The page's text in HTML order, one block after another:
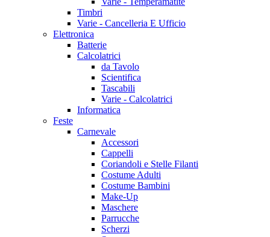
Timbri
Varie - Cancelleria E Ufficio
Elettronica
Batterie
Calcolatrici
da Tavolo
Scientifica
Tascabili
Varie - Calcolatrici
Informatica
Feste
Carnevale
Accessori
Cappelli
Coriandoli e Stelle Filanti
Costume Adulti
Costume Bambini
Make-Up
Maschere
Parrucche
Scherzi